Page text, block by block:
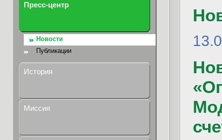
Пресс-центр
Новости
Публикации
История
Миссия